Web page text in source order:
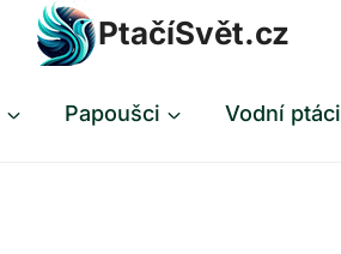
PtačíSvět.cz
Papoušci Vodní ptáci